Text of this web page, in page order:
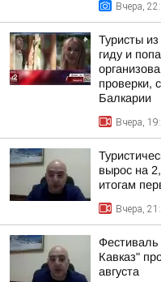
Вчера,
Туристы
гиду и
проверки,
Балкарии
Вчера,
вырос на
итогам
Вчера,
Кавказ"
августа